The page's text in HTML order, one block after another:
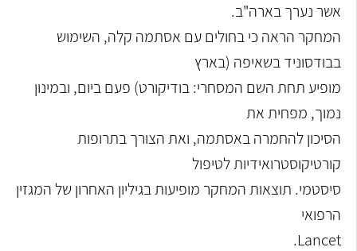
אשר נערך בארה"ב.
המחקר הראה כי בחולים עם אסתמה קלה, השימוש
בבודסוניד בשאיפה (בארץ
מופיע תחת השם המסחרי: בודיקורט) פעם ביום, ובמינון
נמוך, מפחית את
הסיכון להחמרה באסתמה, ואת הצורך בתרופות
קורטיקוסטרואידיות לטיפול
סיסטמי. תוצאות המחקר מופיעות בגיליון האחרון של המגזין
הרפואי
Lancet.